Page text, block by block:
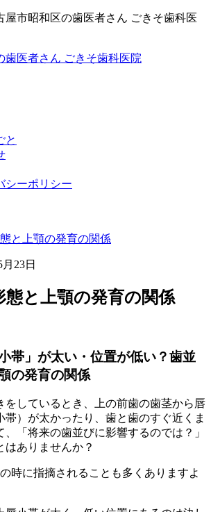
屋市昭和区の歯医者さん ごきそ歯科医
と
シーポリシー
態と上顎の発育の関係
23日
5
月
態と上顎の発育の関係
帯」が太い・位置が低い？歯並
の発育の関係
をしているとき、上の前歯の歯茎から唇
帯）が太かったり、歯と歯のすぐ近くま
「将来の歯並びに影響するのでは？」
はありませんか？
時に指摘されることも多くありますよ